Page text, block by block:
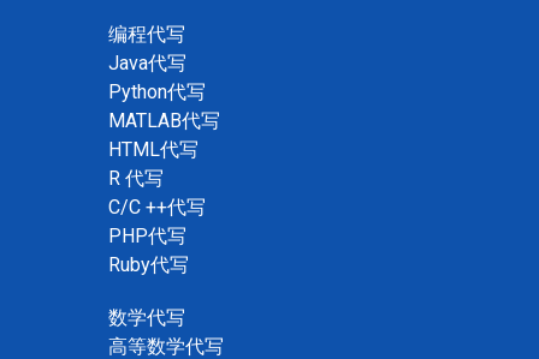
编程代写
Java代写
Python代写
MATLAB代写
HTML代写
R 代写
C/C ++代写
PHP代写
Ruby代写
数学代写
高等数学代写